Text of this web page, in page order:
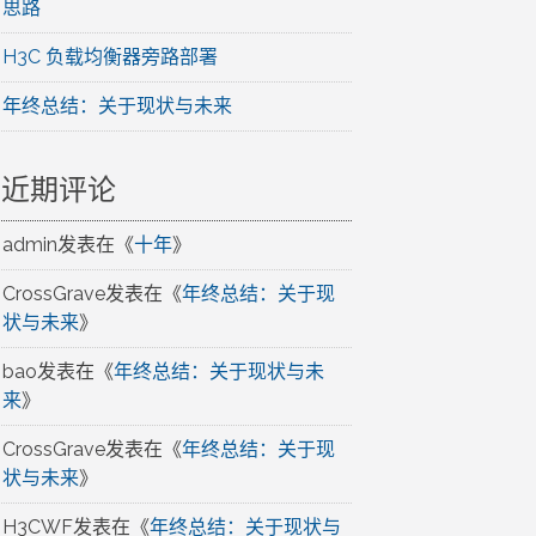
思路
H3C 负载均衡器旁路部署
年终总结：关于现状与未来
近期评论
admin发表在《十年》
CrossGrave发表在《年终总结：关于现
状与未来》
bao发表在《年终总结：关于现状与未
来》
CrossGrave发表在《年终总结：关于现
状与未来》
H3CWF发表在《年终总结：关于现状与